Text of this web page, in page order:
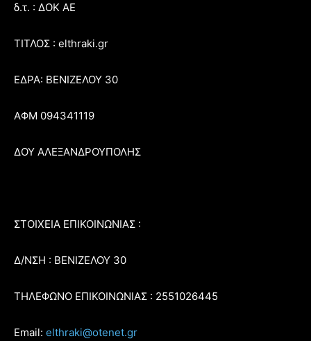
δ.τ. : ΔΟΚ ΑΕ
ΤΙΤΛΟΣ : elthraki.gr
ΕΔΡΑ: ΒΕΝΙΖΕΛΟΥ 30
ΑΦΜ 094341119
ΔΟΥ ΑΛΕΞΑΝΔΡΟΥΠΟΛΗΣ
ΣΤΟΙΧΕΙΑ ΕΠΙΚΟΙΝΩΝΙΑΣ :
Δ/ΝΣΗ : ΒΕΝΙΖΕΛΟΥ 30
ΤΗΛΕΦΩΝΟ ΕΠΙΚΟΙΝΩΝΙΑΣ : 2551026445
Email: elthraki@otenet.gr